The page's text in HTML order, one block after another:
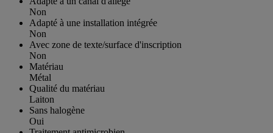
Non
Adapté à une installation intégrée
Non
Avec zone de texte/surface d'inscription
Non
Matériau
Métal
Qualité du matériau
Laiton
Sans halogène
Oui